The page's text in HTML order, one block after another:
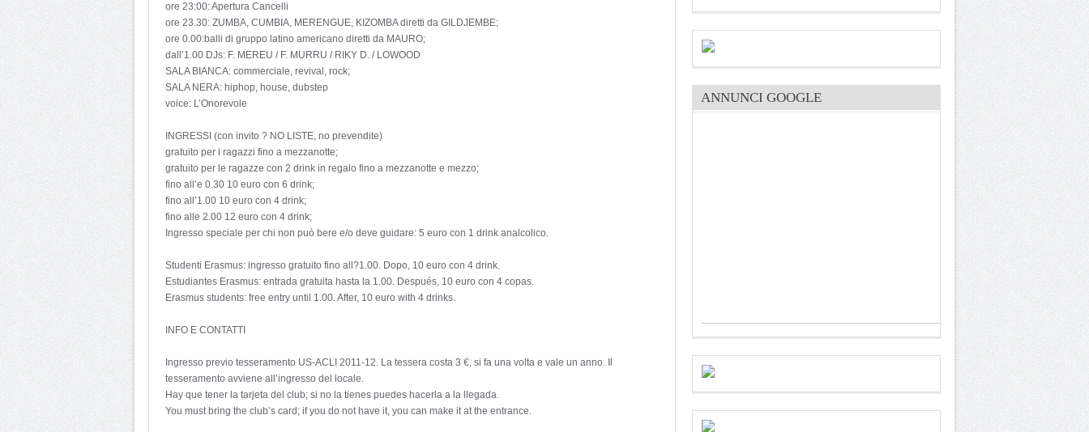
ore 23:00: Apertura Cancelli
ore 23.30: ZUMBA, CUMBIA, MERENGUE, KIZOMBA diretti da GILDJEMBE;
ore 0.00:balli di gruppo latino americano diretti da MAURO;
dall’1.00 DJs: F. MEREU / F. MURRU / RIKY D. / LOWOOD
SALA BIANCA: commerciale, revival, rock;
SALA NERA: hiphop, house, dubstep
voice: L’Onorevole
INGRESSI (con invito ? NO LISTE, no prevendite)
gratuito per i ragazzi fino a mezzanotte;
gratuito per le ragazze con 2 drink in regalo fino a mezzanotte e mezzo;
fino all’e 0.30 10 euro con 6 drink;
fino all’1.00 10 euro con 4 drink;
fino alle 2.00 12 euro con 4 drink;
Ingresso speciale per chi non può bere e/o deve guidare: 5 euro con 1 drink analcolico.
Studenti Erasmus: ingresso gratuito fino all?1.00. Dopo, 10 euro con 4 drink.
Estudiantes Erasmus: entrada gratuita hasta la 1.00. Después, 10 euro con 4 copas.
Erasmus students: free entry until 1.00. After, 10 euro with 4 drinks.
INFO E CONTATTI
Ingresso previo tesseramento US-ACLI 2011-12. La tessera costa 3 €, si fa una volta e vale un anno. Il
tesseramento avviene all’ingresso del locale.
Hay que tener la tarjeta del club; si no la tienes puedes hacerla a la llegada.
You must bring the club’s card; if you do not have it, you can make it at the entrance.
ANNUNCI GOOGLE